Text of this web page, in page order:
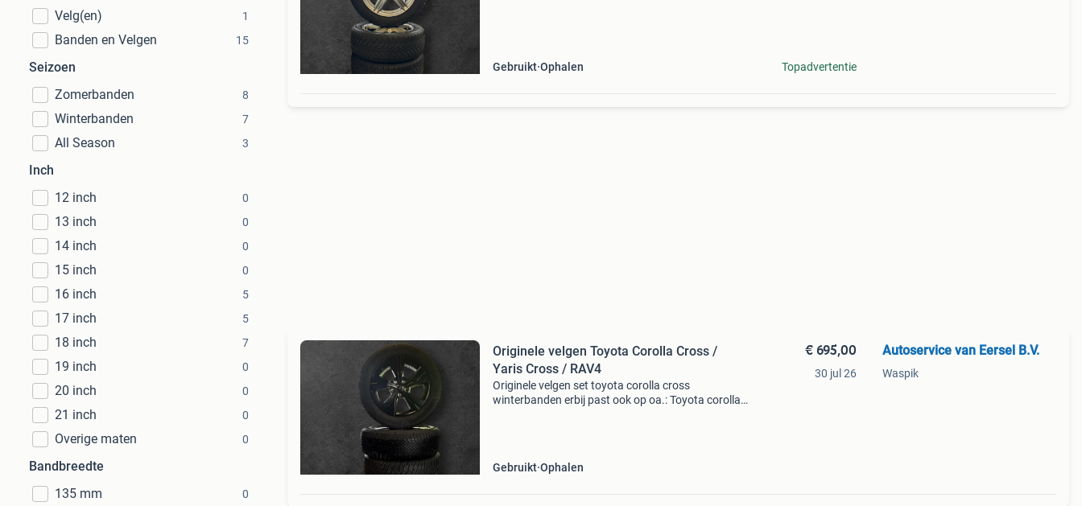
Velg(en) 1
Banden en Velgen 15
Seizoen
Zomerbanden
8
Winterbanden 7
All Season 3
Inch
12 inch
0
13 inch 0
14 inch 0
15 inch 0
16 inch 5
17 inch 5
18 inch 7
19 inch 0
20 inch 0
21 inch 0
Overige maten 0
Bandbreedte
135 mm
0
Gebruikt Ophalen Topadvertentie
Originele velgen Toyota Corolla Cross /
Yaris Cross / RAV4
Originele velgen set toyota corolla cross
winterbanden erbij past ook op oa.: Toyota corolla
Gebruikt Ophalen
€ 695,00
30 jul 26
Autoservice van Eersel B.V.
Waspik